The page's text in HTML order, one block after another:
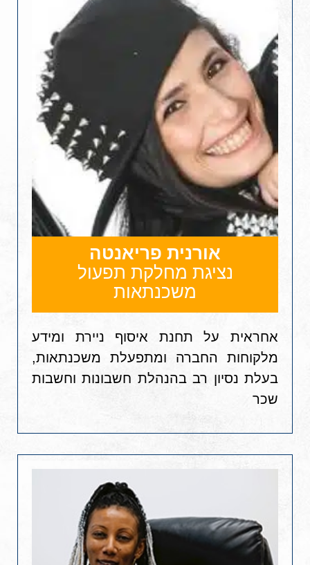
אורנית פריאנטה
נציגת מחלקת תפעול
משכנתאות
אחראית על תחנת איסוף ניירת ומידע
מלקוחות החברה ומתפעלת משכנתאות,
בעלת נסיון רב בהנהלת חשבונות וחשבות
שכר